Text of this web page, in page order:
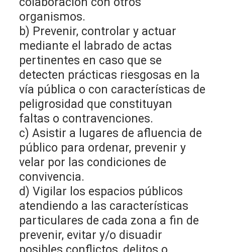
organismos.
b) Prevenir, controlar y actuar
mediante el labrado de actas
pertinentes en caso que se
detecten prácticas riesgosas en la
vía pública o con características de
peligrosidad que constituyan
faltas o contravenciones.
c) Asistir a lugares de afluencia de
público para ordenar, prevenir y
velar por las condiciones de
convivencia.
d) Vigilar los espacios públicos
atendiendo a las características
particulares de cada zona a fin de
prevenir, evitar y/o disuadir